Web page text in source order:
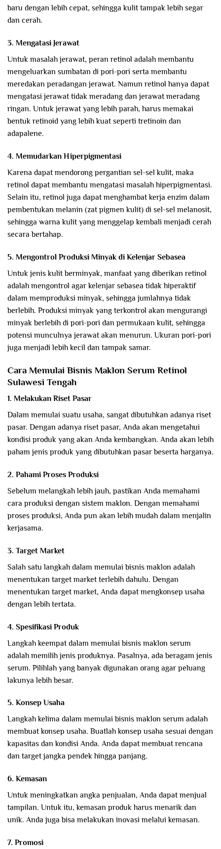
baru dengan lebih cepat, sehingga kulit tampak lebih segar
dan cerah.
3. Mengatasi Jerawat
Untuk masalah jerawat, peran retinol adalah membantu
mengeluarkan sumbatan di pori-pori serta membantu
meredakan peradangan jerawat. Namun retinol hanya dapat
mengatasi jerawat tidak meradang dan jerawat meradang
ringan. Untuk jerawat yang lebih parah, harus memakai
bentuk retinoid yang lebih kuat seperti tretinoin dan
adapalene.
4. Memudarkan Hiperpigmentasi
Karena dapat mendorong pergantian sel-sel kulit, maka
retinol dapat membantu mengatasi masalah hiperpigmentasi.
Selain itu, retinol juga dapat menghambat kerja enzim dalam
pembentukan melanin (zat pigmen kulit) di sel-sel melanosit,
sehingga warna kulit yang menggelap kembali menjadi cerah
secara bertahap.
5. Mengontrol Produksi Minyak di Kelenjar Sebasea
Untuk jenis kulit berminyak, manfaat yang diberikan retinol
adalah mengontrol agar kelenjar sebasea tidak hiperaktif
dalam memproduksi minyak, sehingga jumlahnya tidak
berlebih. Produksi minyak yang terkontrol akan mengurangi
minyak berlebih di pori-pori dan permukaan kulit, sehingga
potensi munculnya jerawat akan menurun. Ukuran pori-pori
juga menjadi lebih kecil dan tampak samar.
Cara Memulai Bisnis Maklon Serum Retinol
Sulawesi Tengah
1. Melakukan Riset Pasar
Dalam memulai suatu usaha, sangat dibutuhkan adanya riset
pasar. Dengan adanya riset pasar, Anda akan mengetahui
kondisi produk yang akan Anda kembangkan. Anda akan lebih
paham jenis produk yang dibutuhkan pasar beserta harganya.
2. Pahami Proses Produksi
Sebelum melangkah lebih jauh, pastikan Anda memahami
cara produksi dengan sistem maklon. Dengan memahami
proses produksi, Anda pun akan lebih mudah dalam menjalin
kerjasama.
3. Target Market
Salah satu langkah dalam memulai bisnis maklon adalah
menentukan target market terlebih dahulu. Dengan
menentukan target market, Anda dapat mengkonsep usaha
dengan lebih tertata.
4. Spesifikasi Produk
Langkah keempat dalam memulai bisnis maklon serum
adalah memilih jenis produknya. Pasalnya, ada beragam jenis
serum. Pilihlah yang banyak digunakan orang agar peluang
lakunya lebih besar.
5. Konsep Usaha
Langkah kelima dalam memulai bisnis maklon serum adalah
membuat konsep usaha. Buatlah konsep usaha sesuai dengan
kapasitas dan kondisi Anda. Anda dapat membuat rencana
dan target jangka pendek hingga panjang.
6. Kemasan
Untuk meningkatkan angka penjualan, Anda dapat menjual
tampilan. Untuk itu, kemasan produk harus menarik dan
unik. Anda juga bisa melakukan inovasi melalui kemasan.
7. Promosi